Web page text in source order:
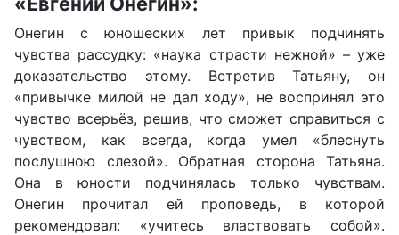
Онегин с юношеских лет привык подчинять
чувства рассудку: «наука страсти нежной» – уже
доказательство этому. Встретив Татьяну, он
«привычке милой не дал ходу», не воспринял это
чувство всерьёз, решив, что сможет справиться с
чувством, как всегда, когда умел «блеснуть
послушною слезой». Обратная сторона Татьяна.
Она в юности подчинялась только чувствам.
Онегин прочитал ей проповедь, в которой
рекомендовал: «учитесь властвовать собой».